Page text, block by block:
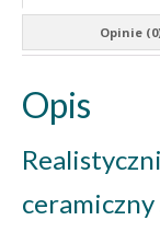
Opinie
Opis
ceramiczny